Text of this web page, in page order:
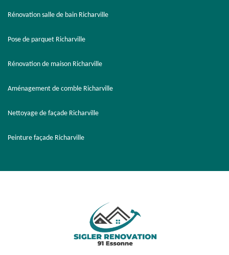
Rénovation salle de bain Richarville
Pose de parquet Richarville
Rénovation de maison Richarville
Aménagement de comble Richarville
Nettoyage de façade Richarville
Peinture façade Richarville